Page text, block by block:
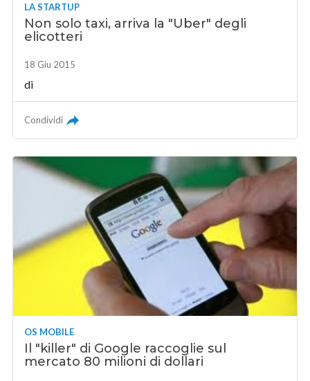
LA STARTUP
Non solo taxi, arriva la "Uber" degli
elicotteri
18 Giu 2015
di
Condividi
OS MOBILE
Il "killer" di Google raccoglie sul
mercato 80 milioni di dollari